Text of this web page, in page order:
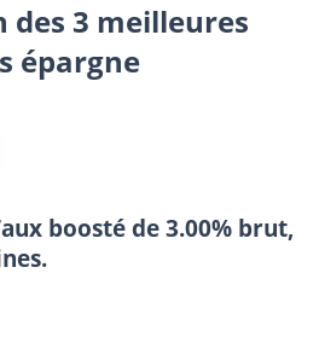
des 3 meilleures
épargne
boosté de 3.00% brut,